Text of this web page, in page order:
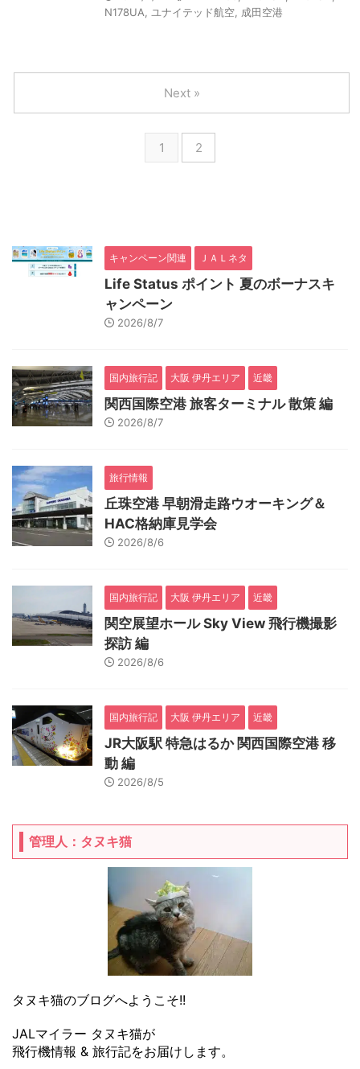
N178UA
ユナイテッド航空 成田空港
1 2
Next »
キャンペーン関連 ＪＡＬネタ
Life Status ポイント 夏のボーナスキ
ャンペーン
2026/8/7
国内旅行記 大阪 伊丹エリア 近畿
関西国際空港 旅客ターミナル 散策 編
2026/8/7
旅行情報
丘珠空港 早朝滑走路ウオーキング＆
HAC格納庫見学会
2026/8/6
国内旅行記 大阪 伊丹エリア 近畿
関空展望ホール Sky View 飛行機撮影
探訪 編
2026/8/6
国内旅行記 大阪 伊丹エリア 近畿
JR大阪駅 特急はるか 関西国際空港 移
動 編
2026/8/5
管理人：タヌキ猫
タヌキ猫のブログへようこそ!!
JALマイラー タヌキ猫が
飛行機情報 & 旅行記をお届けします。